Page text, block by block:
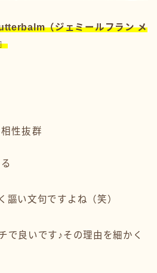
（ジェミールフラン メ
性抜群
謳い文句ですよね（笑）
で良いです♪その理由を細かく